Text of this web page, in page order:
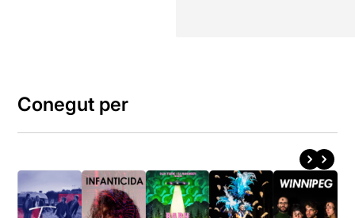
Conegut per